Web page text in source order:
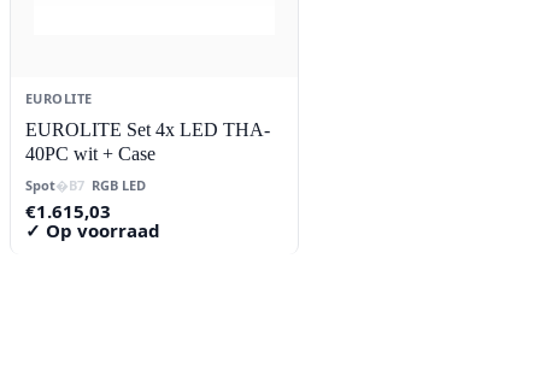
EUROLITE
EUROLITE Set 4x LED THA-
40PC wit + Case
Spot RGB LED
€1.615,03
✓ Op voorraad